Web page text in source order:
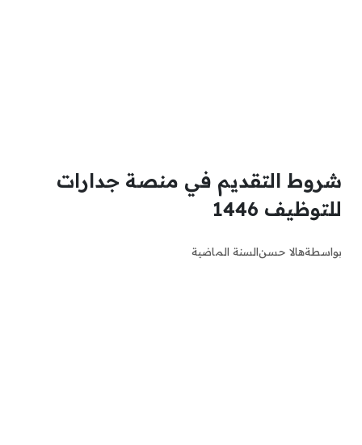
شروط التقديم في منصة جدارات
للتوظيف 1446
بواسطةهالا حسنالسنة الماضية